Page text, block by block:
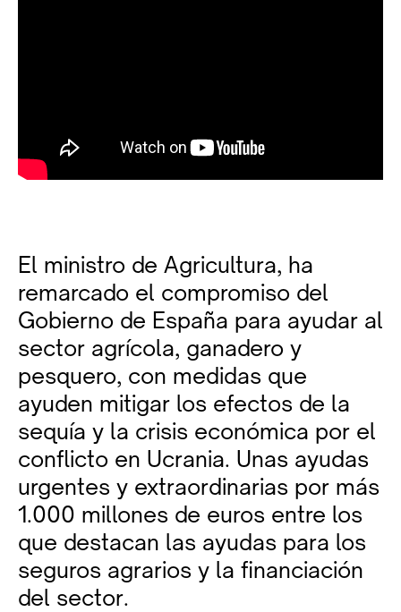
El ministro de Agricultura, ha
remarcado el compromiso del
Gobierno de España para ayudar al
sector agrícola, ganadero y
pesquero, con medidas que
ayuden mitigar los efectos de la
sequía y la crisis económica por el
conflicto en Ucrania. Unas ayudas
urgentes y extraordinarias por más
1.000 millones de euros entre los
que destacan las ayudas para los
seguros agrarios y la financiación
del sector.